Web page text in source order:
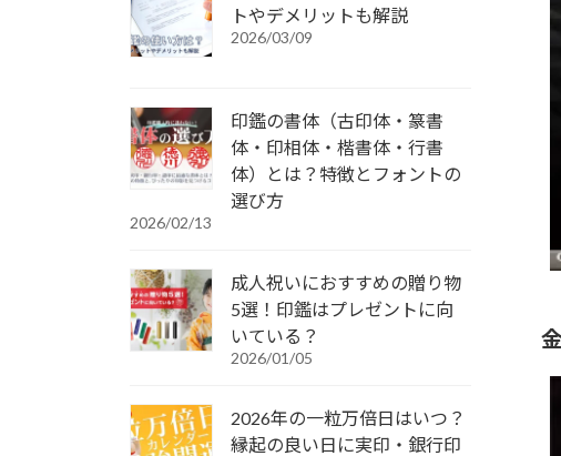
トやデメリットも解説
2026/03/09
印鑑の書体（古印体・篆書
体・印相体・楷書体・行書
体）とは？特徴とフォントの
選び方
2026/02/13
成人祝いにおすすめの贈り物
5選！印鑑はプレゼントに向
いている？
2026/01/05
2026年の一粒万倍日はいつ？
縁起の良い日に実印・銀行印